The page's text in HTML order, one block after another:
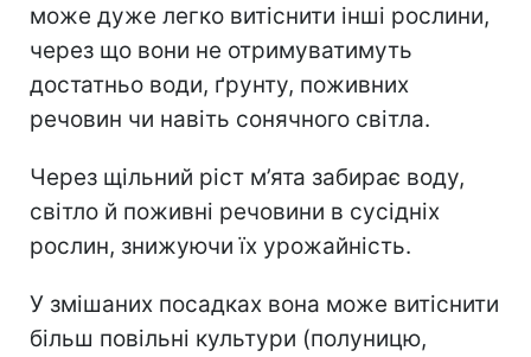
може дуже легко витіснити інші рослини,
через що вони не отримуватимуть
достатньо води, ґрунту, поживних
речовин чи навіть сонячного світла.
Через щільний ріст м’ята забирає воду,
світло й поживні речовини в сусідніх
рослин, знижуючи їх урожайність.
У змішаних посадках вона може витіснити
більш повільні культури (полуницю,